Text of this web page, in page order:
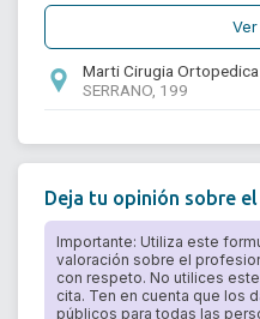
Marti Cirugia
SERRANO, 199
Deja tu opinión sobre
Importante: Utiliza este
valoración sobre el
con respeto. No utilices
cita. Ten en cuenta que los
públicos para todas las